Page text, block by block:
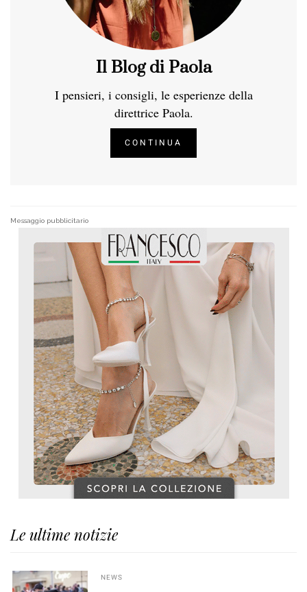
Il Blog di Paola
I pensieri, i consigli, le esperienze della
direttrice Paola.
CONTINUA
Messaggio pubblicitario
Le ultime notizie
NEWS